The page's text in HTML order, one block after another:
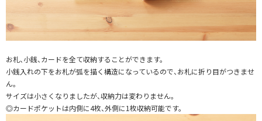
お札、小銭、カードを全て収納することができます。
小銭入れの下をお札が弧を描く構造になっているので、お札に折り目がつきませ
ん。
サイズは小さくなりましたが、収納力は変わりません。
◎カードポケットは内側に4枚、外側に1枚収納可能です。